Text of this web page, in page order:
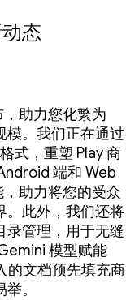
态
助力您化繁为
模。我们正在通过
式，重塑 Play 商
端和 Web
助力将您的受众
。此外，我们还将
录管理，用于无缝
模型赋能
的文档预先填充商
。